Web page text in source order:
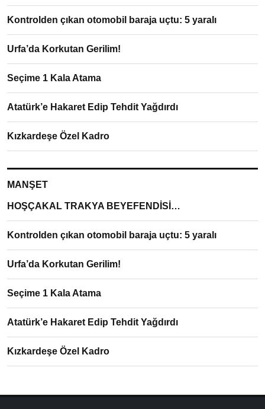
Kontrolden çıkan otomobil baraja uçtu: 5 yaralı
Urfa’da Korkutan Gerilim!
Seçime 1 Kala Atama
Atatürk’e Hakaret Edip Tehdit Yağdırdı
Kızkardeşe Özel Kadro
MANŞET
HOŞÇAKAL TRAKYA BEYEFENDİSİ…
Kontrolden çıkan otomobil baraja uçtu: 5 yaralı
Urfa’da Korkutan Gerilim!
Seçime 1 Kala Atama
Atatürk’e Hakaret Edip Tehdit Yağdırdı
Kızkardeşe Özel Kadro